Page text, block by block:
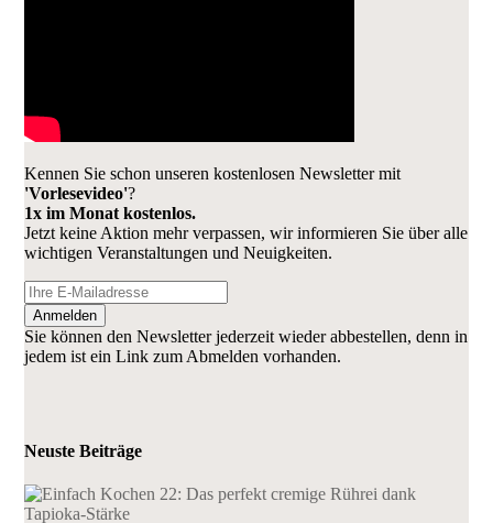
Kennen Sie schon unseren kostenlosen Newsletter mit
'Vorlesevideo'?
1x im Monat kostenlos.
Jetzt keine Aktion mehr verpassen, wir informieren Sie über alle
wichtigen Veranstaltungen und Neuigkeiten.
Anmelden
Sie können den Newsletter jederzeit wieder abbestellen, denn in
jedem ist ein Link zum Abmelden vorhanden.
Neuste Beiträge